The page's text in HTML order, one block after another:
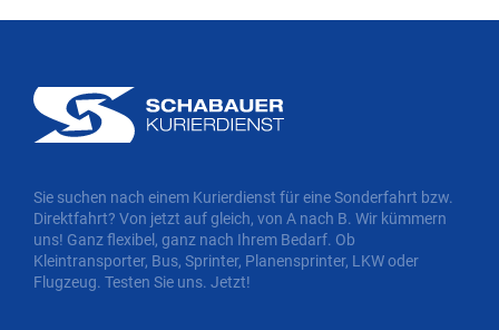
Sie suchen nach einem Kurierdienst für eine Sonderfahrt bzw.
Direktfahrt? Von jetzt auf gleich, von A nach B. Wir kümmern
uns! Ganz flexibel, ganz nach Ihrem Bedarf. Ob
Kleintransporter, Bus, Sprinter, Planensprinter, LKW oder
Flugzeug. Testen Sie uns. Jetzt!